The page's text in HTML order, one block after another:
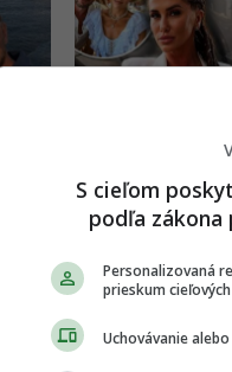
aj
„Roz***ali mi
Gáboríkom čelí
brutálnym
CELEBRITY
S cieľom
podľa zákona
Personalizovaná
prieskum
Uchovávanie